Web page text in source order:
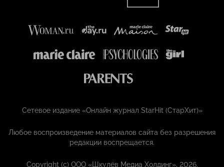
Сетевое издание «Онлайн журнал StarHit (СтарХит)»
Любое воспроизведение материалов сайта без разрешения
редакции воспрещается.
Copyright (с) ООО «Шкулёв Медиа Холдинг», 2026.